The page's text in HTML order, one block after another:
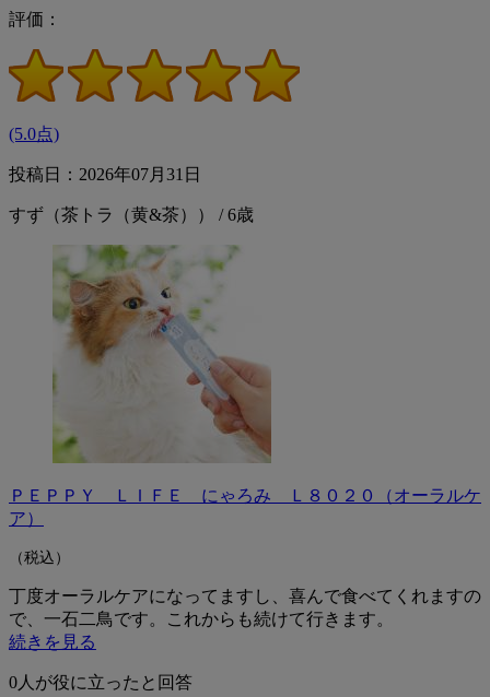
評価：
(5.0点)
投稿日：2026年07月31日
すず（茶トラ（黄&茶）） / 6歳
ＰＥＰＰＹ ＬＩＦＥ にゃろみ Ｌ８０２０（オーラルケ
ア）
（税込）
丁度オーラルケアになってますし、喜んで食べてくれますの
で、一石二鳥です。これからも続けて行きます。
続きを見る
0人が役に立ったと回答